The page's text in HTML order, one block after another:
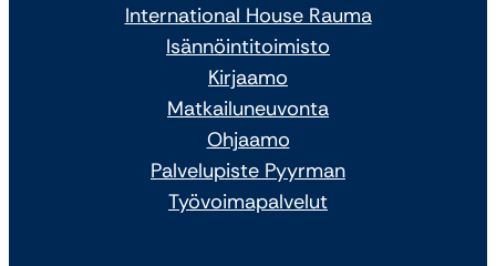
International House Rauma
Isännöintitoimisto
Kirjaamo
Matkailuneuvonta
Ohjaamo
Palvelupiste Pyyrman
Työvoimapalvelut